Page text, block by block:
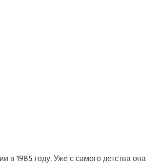
в 1985 году. Уже с самого детства она